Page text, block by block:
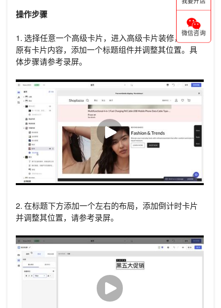
操作步骤
1. 选择任意一个高级卡片，进入高级卡片装修，删除
原有卡片内容，添加一个标题组件并调整其位置。具
体步骤请参考录屏。
2. 在标题下方添加一个左右的布局，添加倒计时卡片
并调整其位置，请参考录屏。
微信咨询